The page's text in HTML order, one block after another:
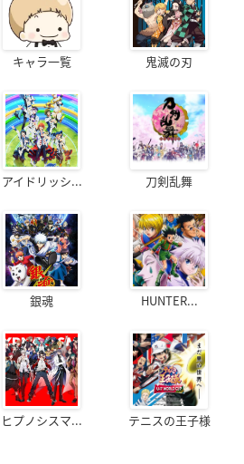
キャラ一覧 鬼滅の刃
アイドリッシ... 刀剣乱舞
銀魂 HUNTER...
ヒプノシスマ... テニスの王子様